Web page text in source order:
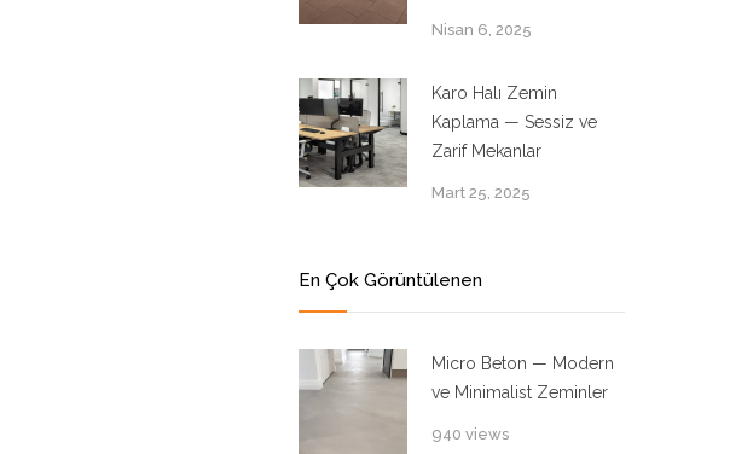
Nisan 6, 2025
Karo Halı Zemin
Kaplama — Sessiz ve
Zarif Mekanlar
Mart 25, 2025
En Çok Görüntülenen
Micro Beton — Modern
ve Minimalist Zeminler
940 views